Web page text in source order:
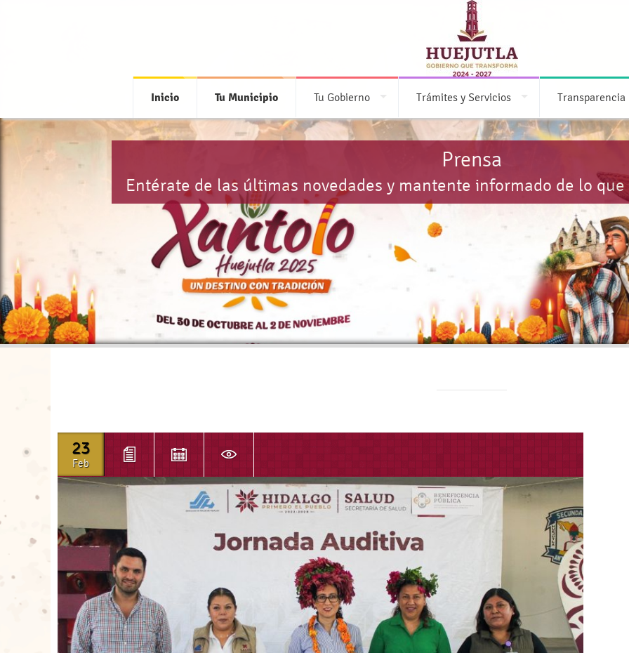
Inicio Tu Municipio Tu Gobierno Trámites y Servicios Transparencia
Prensa
Entérate de las últimas novedades y mantente informado de lo
23
Feb